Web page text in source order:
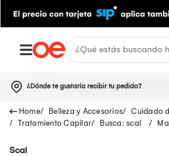
¿Dónde te gustaría recibir tu pedido?
Belleza y Accesorios
Cuidado
Tratamiento Capilar
Busca: scal
Scal